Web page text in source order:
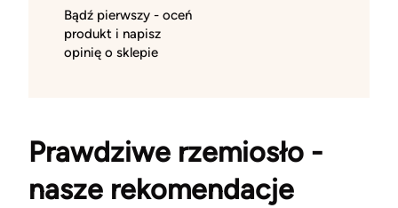
Bądź pierwszy - oceń
produkt i napisz
opinię o sklepie
Prawdziwe rzemiosło -
nasze rekomendacje